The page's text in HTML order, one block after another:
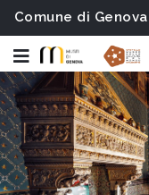
Comune di Genova